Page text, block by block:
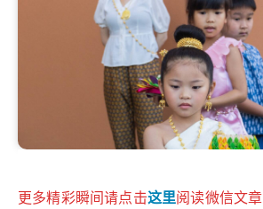
更多精彩瞬间请点击这里阅读微信文章